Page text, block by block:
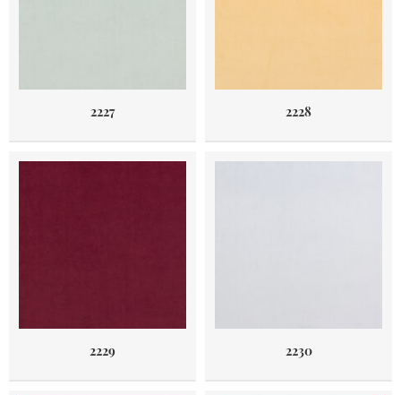
2227 2228
2229 2230